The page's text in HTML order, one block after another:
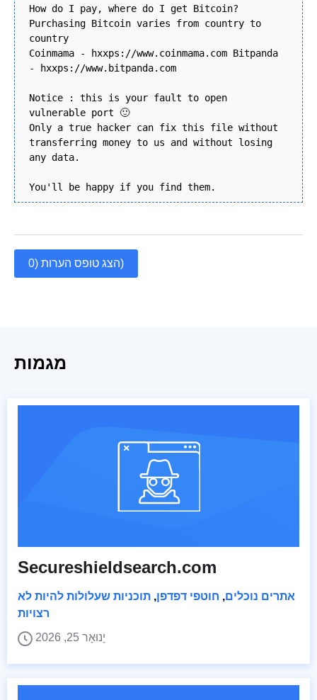
How do I pay, where do I get Bitcoin?
Purchasing Bitcoin varies from country to
country
Coinmama - hxxps://www.coinmama.com Bitpanda
- hxxps://www.bitpanda.com
Notice : this is your fault to open
vulnerable port 🙂
Only a true hacker can fix this file without
transferring money to us and without losing
any data.
You'll be happy if you find them.
הצג טופס הערות (0)
מגמות
Secureshieldsearch.com
אתרים נוכלים, חוטפי דפדפן, תוכניות שעלולות להיות לא
רצויות
יָנוּאָר 25, 2026